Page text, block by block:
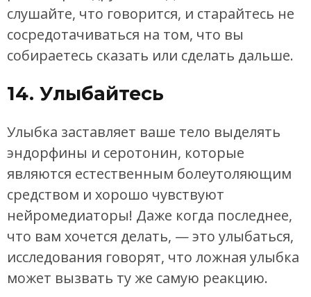
слушайте, что говорится, и старайтесь не
сосредотачиваться на том, что вы
собираетесь сказать или сделать дальше.
14. Улыбайтесь
Улыбка заставляет ваше тело выделять
эндорфины и серотонин, которые
являются естественным болеутоляющим
средством и хорошо чувствуют
нейромедиаторы! Даже когда последнее,
что вам хочется делать, — это улыбаться,
исследования говорят, что ложная улыбка
может вызвать ту же самую реакцию.